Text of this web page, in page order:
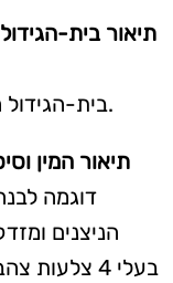
תיאור בית-הגידול
בית-הגידול המתואר של חרולית לבנבנה בעולם הוא שולי יערות אורן ברוטיה, גריגות (שיחיות), שדות ושולי דרכים. גדל מגובה פני הים ועד לגבהים של כ-1000 מטר.
תיאור המין
הניצנים
בעלי 4